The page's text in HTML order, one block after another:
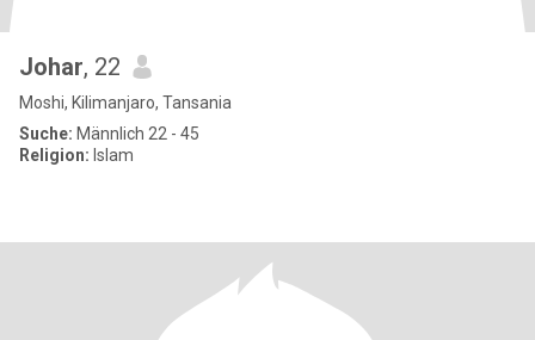
Johar, 22
Moshi, Kilimanjaro, Tansania
Suche: Männlich 22 - 45
Religion: Islam